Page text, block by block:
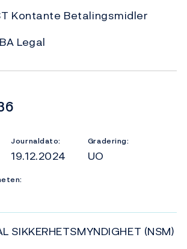
Kontante Betalingsmidler
Legal
Journaldato:
19.12.2024
Gradering:
UO
SIKKERHETSMYNDIGHET (NSM)